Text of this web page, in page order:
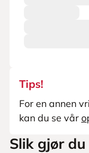
Tips!
For en annen
kan du se vår
Slik gjør du